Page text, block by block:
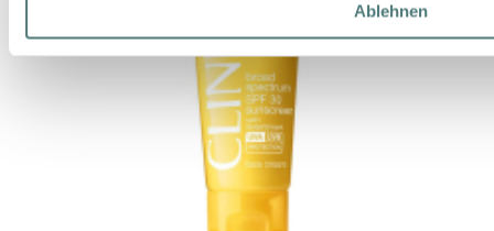
Ablehnen